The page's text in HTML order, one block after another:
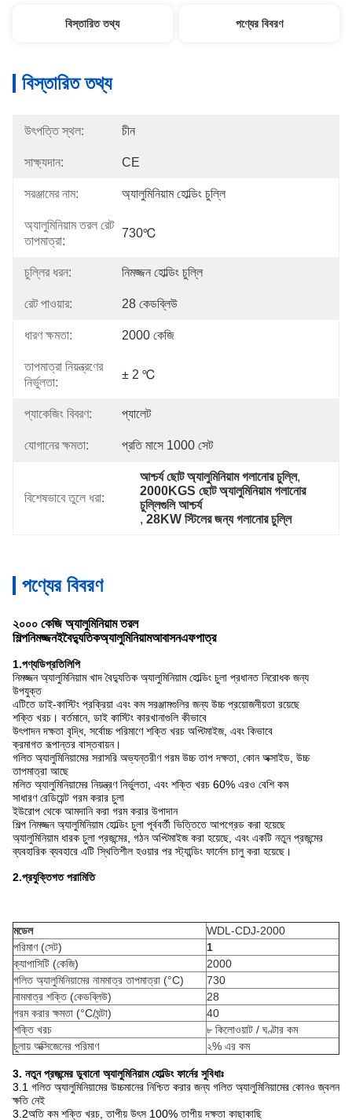
বিস্তারিত তথ্য পণ্যের বিবরণ
বিস্তারিত তথ্য
উৎপত্তি স্থল: চীন
সাক্ষ্যদান: CE
সরঞ্জামের নাম: অ্যালুমিনিয়াম হোল্ডিং চুল্লি
অ্যালুমিনিয়াম তরল রেট
তাপমাত্রা:
730℃
চুল্লির ধরন: নিমজ্জন হোল্ডিং চুল্লি
রেট পাওয়ার: 28 কেডব্লিউ
ধারণ ক্ষমতা: 2000 কেজি
তাপমাত্রা নিয়ন্ত্রণের
নির্ভুলতা:
± 2 ℃
প্যাকেজিং বিবরণ: প্যালেট
যোগানের ক্ষমতা: প্রতি মাসে 1000 সেট
বিশেষভাবে তুলে ধরা:
আশ্চর্য ছোট অ্যালুমিনিয়াম গলানোর চুল্লি,
2000KGS ছোট অ্যালুমিনিয়াম গলানোর
চুল্লিগুলি আশ্চর্য
, 28KW স্টিলের জন্য গলানোর চুল্লি
পণ্যের বিবরণ
২০০০ কেজি অ্যালুমিনিয়াম তরল
শিল্পনিমজ্জনইবৈদ্যুতিকঅ্যালুমিনিয়ামআবাসনএফপাত্র
1.পণ্যডিপ্রতিলিপি
নিমজ্জন অ্যালুমিনিয়াম খাদ বৈদ্যুতিক অ্যালুমিনিয়াম হোল্ডিং চুলা প্রধানত নিরোধক জন্য
উপযুক্ত
এটিতে ডাই-কাস্টিং প্রক্রিয়া এবং কম সরঞ্জামগুলির জন্য উচ্চ প্রয়োজনীয়তা রয়েছে
শক্তি খরচ। বর্তমানে, ডাই কাস্টিং কারখানাগুলি কীভাবে
উৎপাদন দক্ষতা বৃদ্ধি, সর্বোচ্চ পরিমাণে শক্তি খরচ অপ্টিমাইজ, এবং কিভাবে
ক্রমাগত রূপান্তর বাস্তবায়ন।
গলিত অ্যালুমিনিয়ামের সরাসরি অভ্যন্তরীণ গরম উচ্চ তাপ দক্ষতা, কোন অক্সাইড, উচ্চ
তাপমাত্রা আছে
মলিত অ্যালুমিনিয়ামের নিয়ন্ত্রণ নির্ভুলতা, এবং শক্তি খরচ 60% এরও বেশি কম
সাধারণ রেডিয়েন্ট গরম করার চুলা
ইউরোপ থেকে আমদানি করা গরম করার উপাদান
শিল্প নিমজ্জন অ্যালুমিনিয়াম হোল্ডিং চুলা পূর্ববর্তী ভিত্তিতে আপগ্রেড করা হয়েছে
অ্যালুমিনিয়াম ধারক চুলা প্রজন্মের, গঠন অপ্টিমাইজ করা হয়েছে, এবং একটি নতুন প্রজন্মের
ব্যবহারিক ব্যবহারে এটি স্থিতিশীল হওয়ার পর স্ট্যান্ডিং ফার্নেস চালু করা হয়েছে।
2.প্রযুক্তিগত পরামিতি
মডেল
WDL-CDJ-2000
পরিমাণ (সেট)
1
ক্যাপাসিটি (কেজি)
2000
গলিত অ্যালুমিনিয়ামের নামমাত্র তাপমাত্রা (°C)
730
নামমাত্র শক্তি (কেডব্লিউ)
28
গরম করার ক্ষমতা (°C/ঘন্টা)
40
শক্তি খরচ
৮ কিলোওয়াট / ঘণ্টার কম
চুলায় অক্সিজেনের পরিমাণ
২% এর কম
3. নতুন প্রজন্মের ডুবানো অ্যালুমিনিয়াম হোল্ডিং ফার্নের সুবিধাঃ
3.1 গলিত অ্যালুমিনিয়ামের উচ্চমানের নিশ্চিত করার জন্য গলিত অ্যালুমিনিয়ামের কোনও জ্বলন
ক্ষতি নেই
3.2অতি কম শক্তি খরচ, তাপীয় উৎস 100% তাপীয় দক্ষতা কাছাকাছি